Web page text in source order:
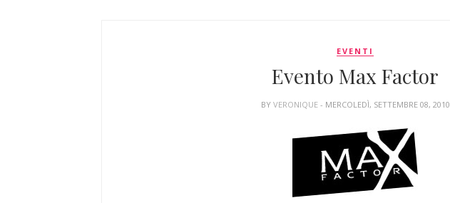
EVENTI
Evento Max Factor
BY VERONIQUE - MERCOLEDÌ, SETTEMBRE 08, 2010